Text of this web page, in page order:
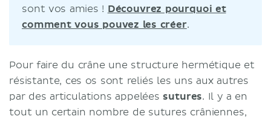
sont vos amies ! Découvrez pourquoi et
comment vous pouvez les créer.
Pour faire du crâne une structure hermétique et
résistante, ces os sont reliés les uns aux autres
par des articulations appelées sutures. Il y a en
tout un certain nombre de sutures crâniennes,